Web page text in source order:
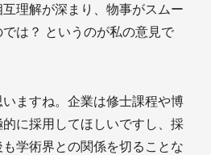
理解が深まり、物事がスムー
は？ というのが私の意見で
いますね。企業は修士課程や博
に採用してほしいですし、採
学術界との関係を切ることな